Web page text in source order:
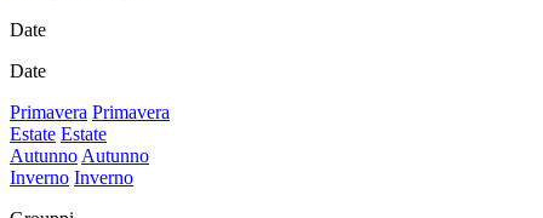
Date
Date
Primavera Primavera
Estate Estate
Autunno Autunno
Inverno Inverno